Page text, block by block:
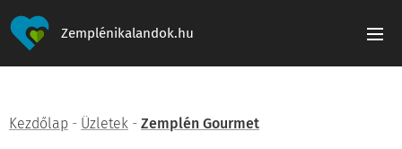
Zemplénikalandok.hu
Kezdőlap - Üzletek - Zemplén Gourmet